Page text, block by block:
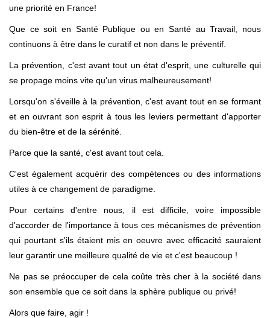
une priorité en France!
Que ce soit en Santé Publique ou en Santé au Travail, nous
continuons à être dans le curatif et non dans le préventif.
La prévention, c'est avant tout un état d'esprit, une culturelle qui
se propage moins vite qu'un virus malheureusement!
Lorsqu'on s'éveille à la prévention, c'est avant tout en se formant
et en ouvrant son esprit à tous les leviers permettant d'apporter
du bien-être et de la sérénité.
Parce que la santé, c'est avant tout cela.
C'est également acquérir des compétences ou des informations
utiles à ce changement de paradigme.
Pour certains d'entre nous, il est difficile, voire impossible
d'accorder de l'importance à tous ces mécanismes de prévention
qui pourtant s'ils étaient mis en oeuvre avec efficacité sauraient
leur garantir une meilleure qualité de vie et c'est beaucoup !
Ne pas se préoccuper de cela coûte très cher à la société dans
son ensemble que ce soit dans la sphère publique ou privé!
Alors que faire, agir !